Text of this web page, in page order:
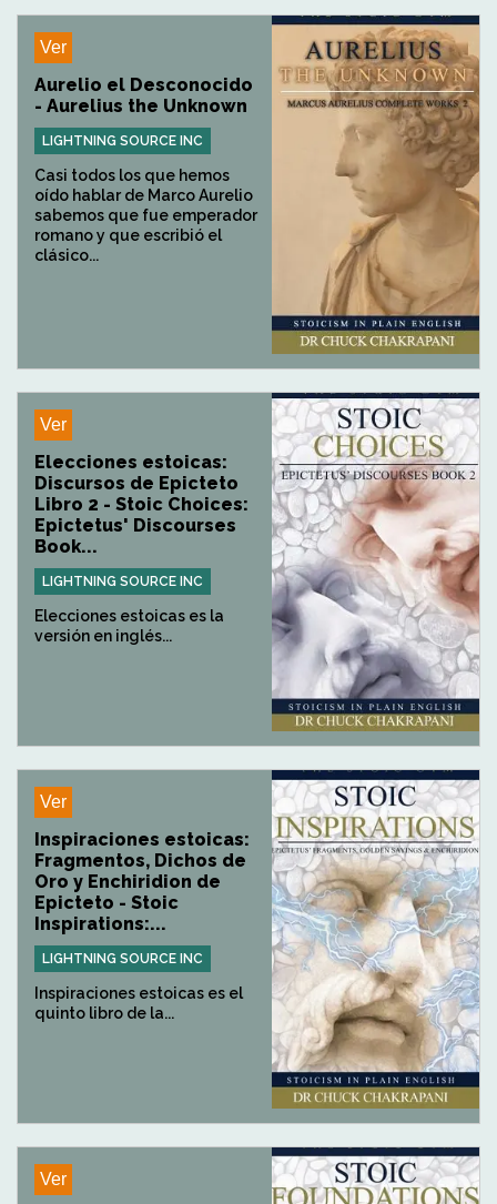
Ver
Aurelio el Desconocido
- Aurelius the Unknown
LIGHTNING SOURCE INC
Casi todos los que hemos
oído hablar de Marco Aurelio
sabemos que fue emperador
romano y que escribió el
clásico...
Ver
Elecciones estoicas:
Discursos de Epicteto
Libro 2 - Stoic Choices:
Epictetus' Discourses
Book...
LIGHTNING SOURCE INC
Elecciones estoicas es la
versión en inglés...
Ver
Inspiraciones estoicas:
Fragmentos, Dichos de
Oro y Enchiridion de
Epicteto - Stoic
Inspirations:...
LIGHTNING SOURCE INC
Inspiraciones estoicas es el
quinto libro de la...
Ver